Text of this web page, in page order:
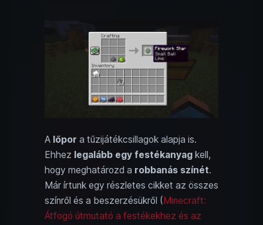
A lőpor a tűzijátékcsillagok alapja is.
Ehhez legalább egy festékanyag kell,
hogy meghatározd a robbanás színét.
Már írtunk egy részletes cikket az összes
színről és a beszerzésükről ( Minecraft:
Átfogó útmutató a festékekhez és az